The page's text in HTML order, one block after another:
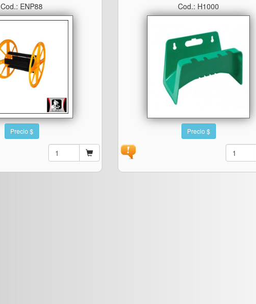
Cod.: ENP88
Precio $
Cod.: H1000
Precio $